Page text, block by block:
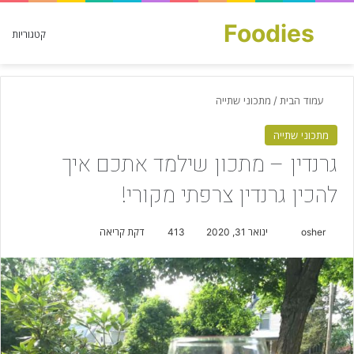
קטגוריות Foodies
חפש עבור
עמוד הבית / מתכוני שתייה
מתכוני שתייה
גרנדין – מתכון שילמד אתכם איך
להכין גרנדין צרפתי מקורי!
osher
n
d
a
e
ינואר 31, 2020 413 דקת קריאה